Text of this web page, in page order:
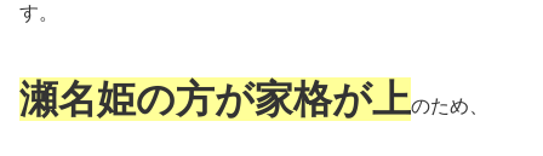
す。
瀬名姫の方が家格が上のため、